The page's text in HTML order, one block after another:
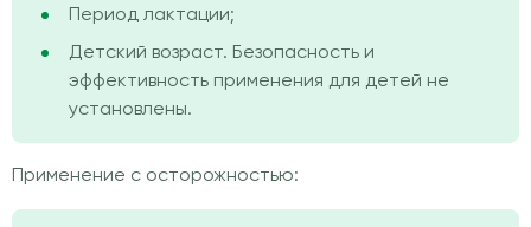
Период лактации;
Детский возраст. Безопасность и
эффективность применения для детей не
установлены.
Применение с осторожностью: